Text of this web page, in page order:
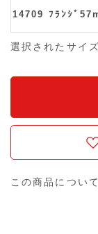
14709 ﾌﾗﾝｼﾞ
選択されたサイ
この商品につい